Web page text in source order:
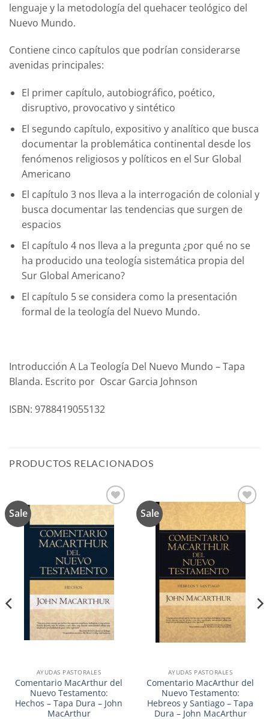
lenguaje y la metodología del quehacer teológico del
Nuevo Mundo.
Contiene cinco capítulos que podrían considerarse
avenidas principales:
El primer capítulo, autobiográfico, poético,
disruptivo, provocativo y sintético
El segundo capítulo, expositivo y analítico que busca
documentar la problemática continental desde los
fenómenos religiosos y políticos en el Sur Global
Americano
El capítulo 3 nos lleva a la interrogación de colonial y
busca documentar las tendencias que surgen de
espacios
El capítulo 4 nos lleva a la pregunta ¿por qué no se
ha producido una teología sistemática propia del
Sur Global Americano?
El capítulo 5 se considera como la presentación
formal de la teología del Nuevo Mundo.
Introducción A La Teología Del Nuevo Mundo – Tapa
Blanda. Escrito por Oscar Garcia Johnson
ISBN: 9788419055132
PRODUCTOS RELACIONADOS
Sale
lista de
deseos
AYUDAS PASTORALES
Comentario MacArthur del
Nuevo Testamento:
Hechos – Tapa Dura – John
MacArthur
Sale
lista de
AYUDAS PASTORALES
Comentario MacArthur del
Nuevo Testamento:
Hebreos y Santiago – Tapa
Dura – John MacArthur